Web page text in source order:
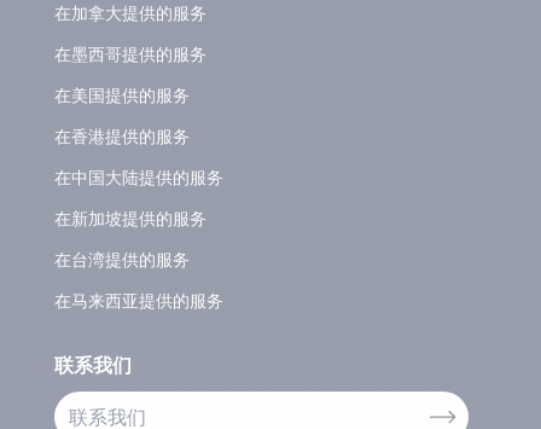
在加拿大提供的服务
在墨西哥提供的服务
在美国提供的服务
在香港提供的服务
在中国大陆提供的服务
在新加坡提供的服务
在台湾提供的服务
在马来西亚提供的服务
联系我们
联系我们